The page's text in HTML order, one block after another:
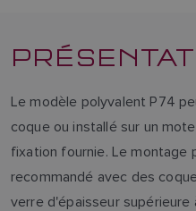
Le modèle polyvalent P74
coque ou installé sur un
fixation fournie. Le montage
recommandé avec des
verre d'épaisseur supérieure